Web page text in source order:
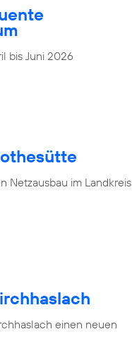
bis Juni 2026
Netzausbau im Landkreis
einen neuen